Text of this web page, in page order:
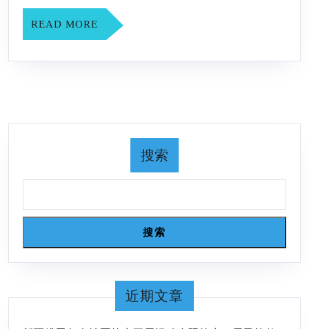
名
泳
达
级
事
名
录
整
版
子
游
泳
员
组
纪
READ MORE READ
MORE
搜索
搜索
近期文章